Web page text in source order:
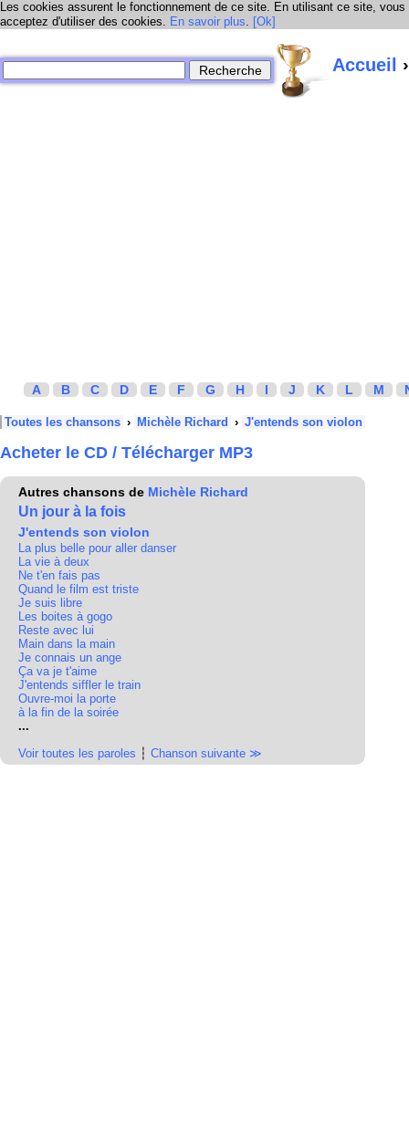
Les cookies assurent le fonctionnement de ce site. En utilisant ce site, vous
acceptez d'utiliser des cookies. En savoir plus. [Ok]
Accueil
A B C D E F G H I J K L M
Toutes les chansons › Michèle Richard › J'entends son violon
Acheter le CD / Télécharger MP3
Autres chansons de Michèle Richard
Un jour à la fois
J'entends son violon
La plus belle pour aller danser
La vie à deux
Ne t'en fais pas
Quand le film est triste
Je suis libre
Les boites à gogo
Reste avec lui
Main dans la main
Je connais un ange
Ça va je t'aime
J'entends siffler le train
Ouvre-moi la porte
à la fin de la soirée
...
Voir toutes les paroles ┆ Chanson suivante ≫